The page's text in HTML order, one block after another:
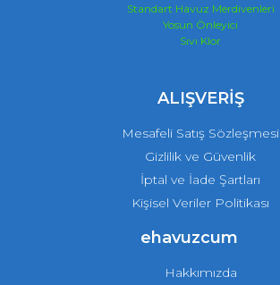
Standart Havuz Merdivenleri
Yosun Önleyici
Sıvı Klor
ALIŞVERİŞ
Mesafeli Satış Sözleşmesi
Gizlilik ve Güvenlik
İptal ve İade Şartları
Kişisel Veriler Politikası
ehavuzcum
Hakkımızda